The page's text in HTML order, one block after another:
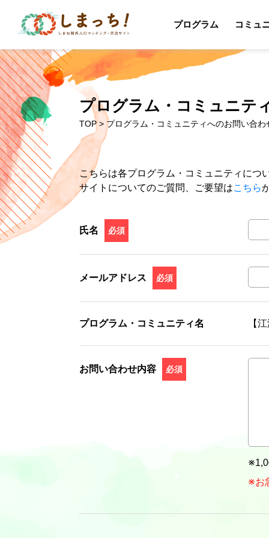
プログラム コミュ
プログラム・コミュニテ
TOP> プログラム・コミュニティへのお問い合わ
こちらは各プログラム・コミュニティにつ
サイトについてのご質問、ご要望はこちら
氏名 必須
メールアドレス 必須
プログラム・コミュニティ名 【
お問い合わせ内容 必須
※お